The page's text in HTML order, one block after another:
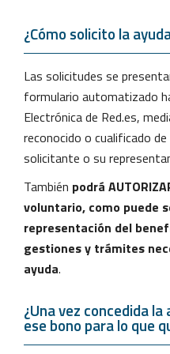
¿Cómo solicito la
Las solicitudes se
formulario automatizado
Electrónica de Red.es,
reconocido o cualificado
solicitante o su
También podrá
voluntario, como puede
representación del
gestiones y trámites
ayuda.
¿Una vez concedida
ese bono para lo que